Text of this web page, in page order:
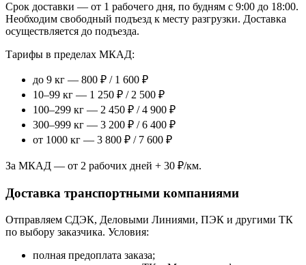
Срок доставки — от 1 рабочего дня, по будням с 9:00 до 18:00.
Необходим свободный подъезд к месту разгрузки. Доставка
осуществляется до подъезда.
Тарифы в пределах МКАД:
до 9 кг — 800 ₽ / 1 600 ₽
10–99 кг — 1 250 ₽ / 2 500 ₽
100–299 кг — 2 450 ₽ / 4 900 ₽
300–999 кг — 3 200 ₽ / 6 400 ₽
от 1000 кг — 3 800 ₽ / 7 600 ₽
За МКАД — от 2 рабочих дней + 30 ₽/км.
Доставка транспортными компаниями
Отправляем СДЭК, Деловыми Линиями, ПЭК и другими ТК
по выбору заказчика. Условия:
полная предоплата заказа;